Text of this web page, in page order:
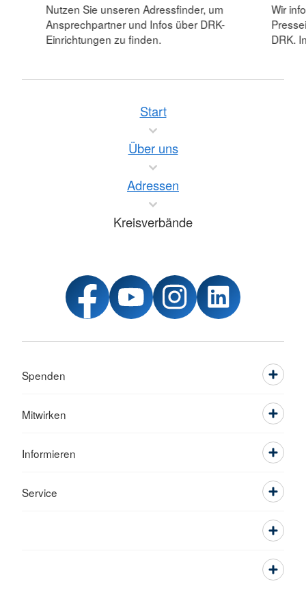
Nutzen Sie unseren Adressfinder, um
Ansprechpartner und Infos über DRK-
Einrichtungen zu finden.
Wir
DRK.
Start
Über uns
Adressen
Kreisverbände
Spenden
Mitwirken
Informieren
Service